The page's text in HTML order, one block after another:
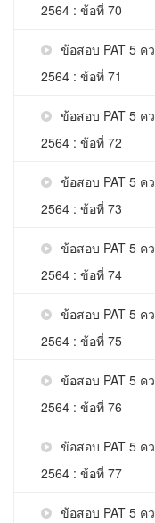
2564 : ข้อที่ 70
ข้อสอบ PAT 5
2564 : ข้อที่ 71
ข้อสอบ PAT 5
2564 : ข้อที่ 72
ข้อสอบ PAT 5
2564 : ข้อที่ 73
ข้อสอบ PAT 5
2564 : ข้อที่ 74
ข้อสอบ PAT 5
2564 : ข้อที่ 75
ข้อสอบ PAT 5
2564 : ข้อที่ 76
ข้อสอบ PAT 5
2564 : ข้อที่ 77
ข้อสอบ PAT 5